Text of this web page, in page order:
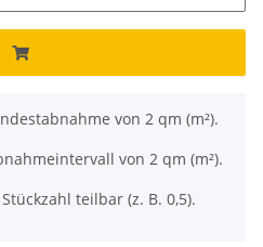
von 2 qm (m²).
von 2 qm (m²).
teilbar (z. B. 0,5).